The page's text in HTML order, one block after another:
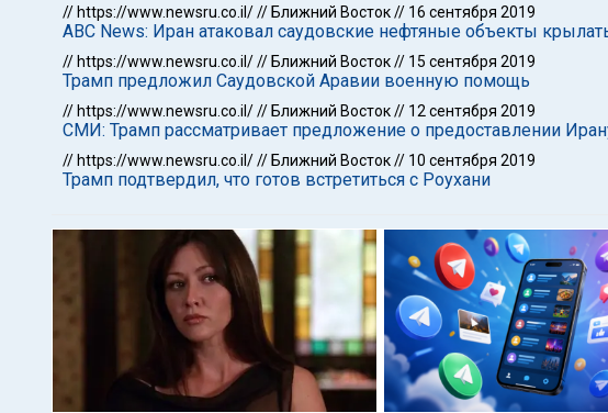
// https://www.newsru.co.il/// Ближний Восток// 16 сентября 2019
ABC News: Иран атаковал саудовские нефтяные объекты
// https://www.newsru.co.il/// Ближний Восток// 15 сентября 2019
Трамп предложил Саудовской Аравии военную помощь
// https://www.newsru.co.il/// Ближний Восток// 12 сентября 2019
СМИ: Трамп рассматривает предложение о предоставлении
// https://www.newsru.co.il/// Ближний Восток// 10 сентября 2019
Трамп подтвердил, что готов встретиться с Роухани